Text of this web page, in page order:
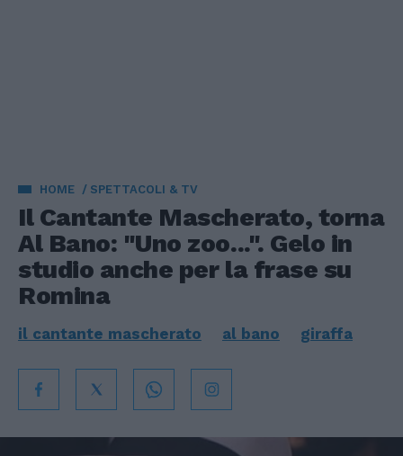
HOME SPETTACOLI & TV
Il Cantante Mascherato, torna
Al Bano: "Uno zoo...". Gelo in
studio anche per la frase su
Romina
il cantante mascherato al bano giraffa